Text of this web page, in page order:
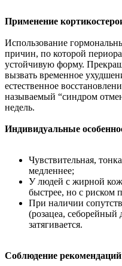
Применение
Использование
причин, по которой
устойчивую форму.
вызвать временное
естественное
называемый “синдром
недель.
Индивидуальные
Чувствительная,
медленнее;
У людей с жирной
быстрее, но с риском
При наличии
(розацеа, себорейный
затягивается.
Соблюдение